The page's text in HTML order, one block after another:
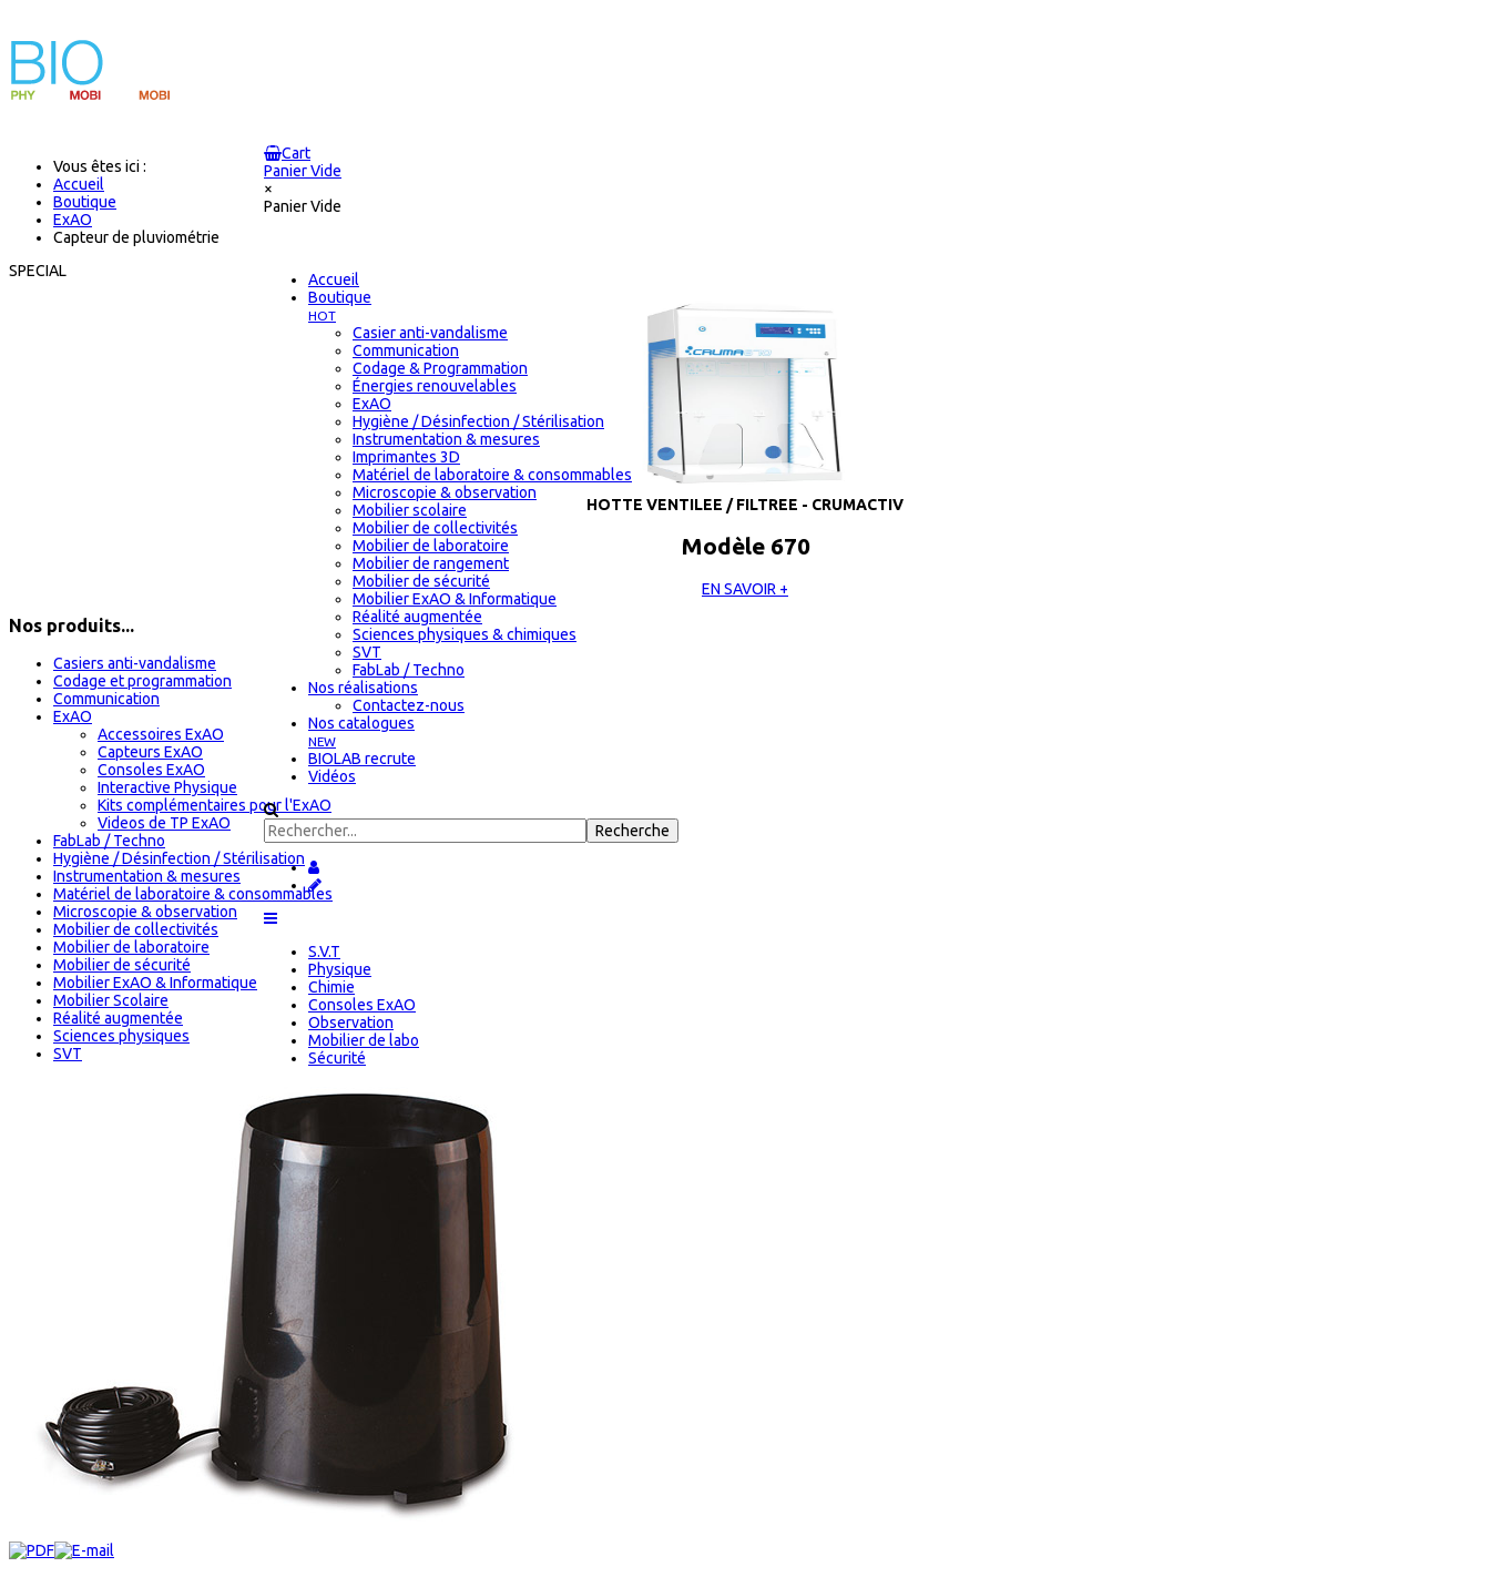
Cart
Panier Vide
×
Panier Vide
Accueil
Boutique
HOT
Casier anti-vandalisme
Communication
Codage & Programmation
Énergies renouvelables
ExAO
Hygiène / Désinfection / Stérilisation
Instrumentation & mesures
Imprimantes 3D
Matériel de laboratoire & consommables
Microscopie & observation
Mobilier scolaire
Mobilier de collectivités
Mobilier de laboratoire
Mobilier de rangement
Mobilier de sécurité
Mobilier ExAO & Informatique
Réalité augmentée
Sciences physiques & chimiques
SVT
FabLab / Techno
Nos réalisations
Contactez-nous
Nos catalogues
NEW
BIOLAB recrute
Vidéos
S.V.T
Physique
Chimie
Consoles ExAO
Observation
Mobilier de labo
Sécurité
Vous êtes ici :
Accueil
Boutique
ExAO
Capteur de pluviométrie
SPECIAL
HOTTE VENTILEE / FILTREE - CRUMACTIV
Modèle 670
EN SAVOIR +
Nos produits...
Casiers anti-vandalisme
Codage et programmation
Communication
ExAO
Accessoires ExAO
Capteurs ExAO
Consoles ExAO
Interactive Physique
Kits complémentaires pour l'ExAO
Videos de TP ExAO
FabLab / Techno
Hygiène / Désinfection / Stérilisation
Instrumentation & mesures
Matériel de laboratoire & consommables
Microscopie & observation
Mobilier de collectivités
Mobilier de laboratoire
Mobilier de sécurité
Mobilier ExAO & Informatique
Mobilier Scolaire
Réalité augmentée
Sciences physiques
SVT